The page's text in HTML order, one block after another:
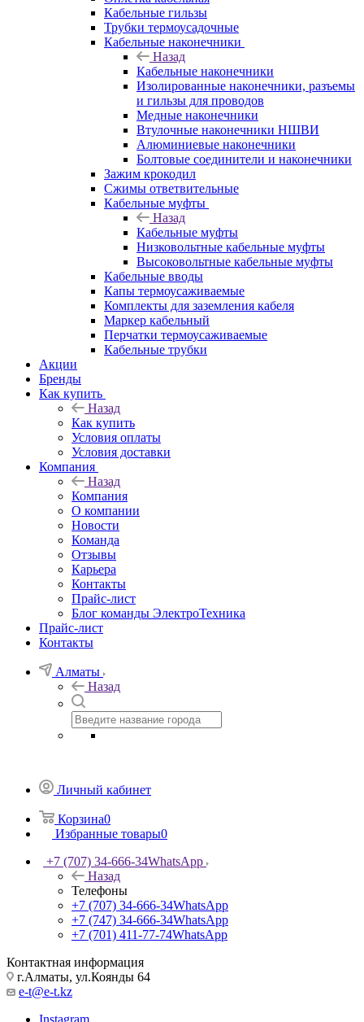
Кабельные гильзы
Трубки термоусадочные
Кабельные наконечники
Назад
Кабельные наконечники
Изолированные наконечники, разъемы
и гильзы для проводов
Медные наконечники
Втулочные наконечники НШВИ
Алюминиевые наконечники
Болтовые соединители и наконечники
Зажим крокодил
Сжимы ответвительные
Кабельные муфты
Назад
Кабельные муфты
Низковольтные кабельные муфты
Высоковольтные кабельные муфты
Кабельные вводы
Капы термоусаживаемые
Комплекты для заземления кабеля
Маркер кабельный
Перчатки термоусаживаемые
Кабельные трубки
Акции
Бренды
Как купить
Назад
Как купить
Условия оплаты
Условия доставки
Компания
Назад
Компания
О компании
Новости
Команда
Отзывы
Карьера
Контакты
Прайс-лист
Блог команды ЭлектроТехника
Прайс-лист
Контакты
Алматы
Назад
Личный кабинет
Корзина0
Избранные товары0
+7 (707) 34-666-34WhatsApp
Назад
Телефоны
+7 (707) 34-666-34WhatsApp
+7 (747) 34-666-34WhatsApp
+7 (701) 411-77-74WhatsApp
Контактная информация
г.Алматы, ул.Коянды 64
e-t@e-t.kz
Instagram